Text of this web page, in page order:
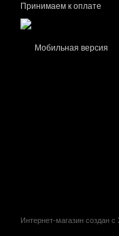
Принимаем к оплате
Мобильная версия
Интернет-магазин создан